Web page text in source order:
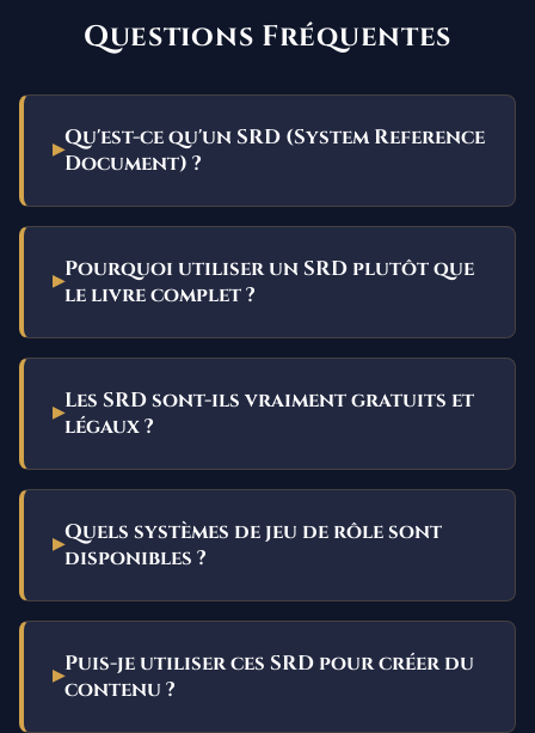
Questions Fréquentes
Qu'est-ce qu'un SRD (System Reference
Document) ?
Pourquoi utiliser un SRD plutôt que
le livre complet ?
Les SRD sont-ils vraiment gratuits et
légaux ?
Quels systèmes de jeu de rôle sont
disponibles ?
Puis-je utiliser ces SRD pour créer du
contenu ?